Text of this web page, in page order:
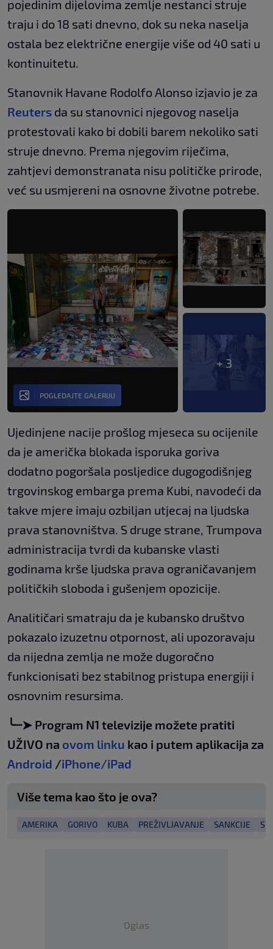
pojedinim dijelovima zemlje nestanci struje
traju i do 18 sati dnevno, dok su neka naselja
ostala bez električne energije više od 40 sati u
kontinuitetu.
Stanovnik Havane Rodolfo Alonso izjavio je za
Reuters da su stanovnici njegovog naselja
protestovali kako bi dobili barem nekoliko sati
struje dnevno. Prema njegovim riječima,
zahtjevi demonstranata nisu političke prirode,
već su usmjereni na osnovne životne potrebe.
+ 3
POGLEDAJTE GALERIJU
Ujedinjene nacije prošlog mjeseca su ocijenile
da je američka blokada isporuka goriva
dodatno pogoršala posljedice dugogodišnjeg
trgovinskog embarga prema Kubi, navodeći da
takve mjere imaju ozbiljan utjecaj na ljudska
prava stanovništva. S druge strane, Trumpova
administracija tvrdi da kubanske vlasti
godinama krše ljudska prava ograničavanjem
političkih sloboda i gušenjem opozicije.
Analitičari smatraju da je kubansko društvo
pokazalo izuzetnu otpornost, ali upozoravaju
da nijedna zemlja ne može dugoročno
funkcionisati bez stabilnog pristupa energiji i
osnovnim resursima.
╰┈➤ Program N1 televizije možete pratiti
UŽIVO na ovom linku kao i putem aplikacija za
Android /iPhone/iPad
Više tema kao što je ova?
AMERIKA GORIVO KUBA PREŽIVLJAVANJE SANKCIJE
Oglas